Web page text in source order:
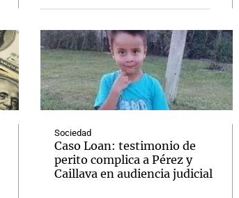
Sociedad
Caso Loan: testimonio de
perito complica a Pérez y
Caillava en audiencia judicial
El